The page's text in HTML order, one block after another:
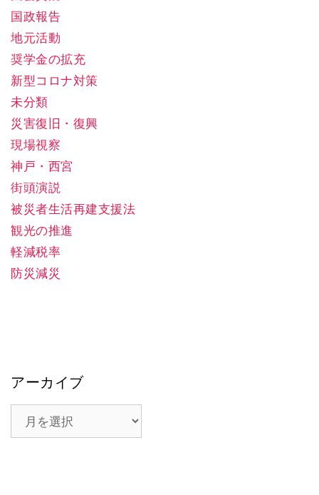
国政報告
地元活動
奨学金の拡充
新型コロナ対策
未分類
災害復旧・復興
現場視察
神戸・西宮
街頭演説
被災者生活再建支援法
観光の推進
軽減税率
防災減災
アーカイブ